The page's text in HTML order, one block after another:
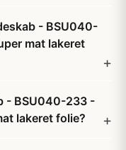
- BSU040-
mat lakeret
- BSU040-233 -
lakeret folie?